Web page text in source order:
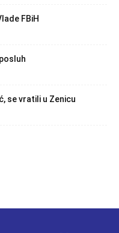
FBiH
se vratili u Zenicu